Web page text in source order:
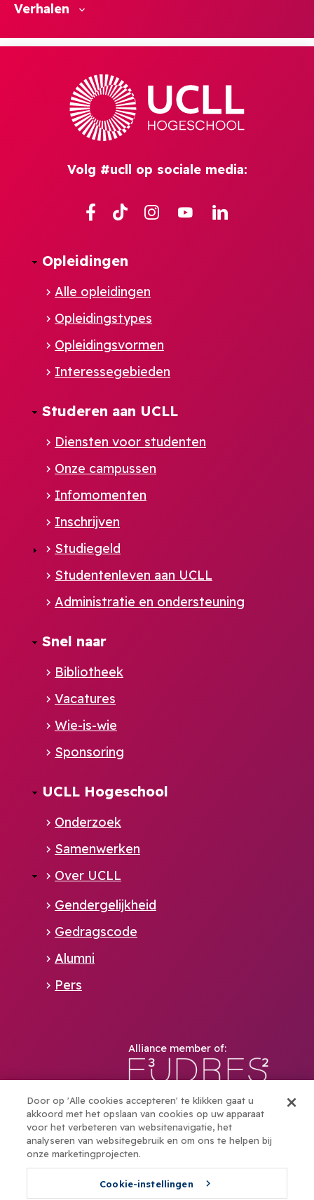
Verhalen
Volg #ucll op sociale media:
Facebook
TikTok Instagram
YouTube
Footer
NL
Opleidingen
Alle opleidingen
Opleidingstypes
Opleidingsvormen
Interessegebieden
Studeren aan UCLL
Diensten voor studenten
Onze campussen
Infomomenten
Inschrijven
Studiegeld
Studentenleven aan UCLL
Administratie en ondersteuning
Snel naar
Bibliotheek
Vacatures
Wie-is-wie
Sponsoring
UCLL Hogeschool
Onderzoek
Samenwerken
Over UCLL
Gendergelijkheid
Gedragscode
Alumni
Pers
Alliance member of:
Boost your talents with elev8
Footer
© UCLL - 2026
Door op 'Alle cookies accepteren' te klikken gaat u
akkoord met het opslaan van cookies op uw apparaat
voor het verbeteren van websitenavigatie, het
analyseren van websitegebruik en om ons te helpen bij
onze marketingprojecten.
Cookie-instellingen